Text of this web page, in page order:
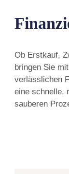
Ob Erstkauf,
bringen Sie
verlässlichen
eine schnelle,
sauberen